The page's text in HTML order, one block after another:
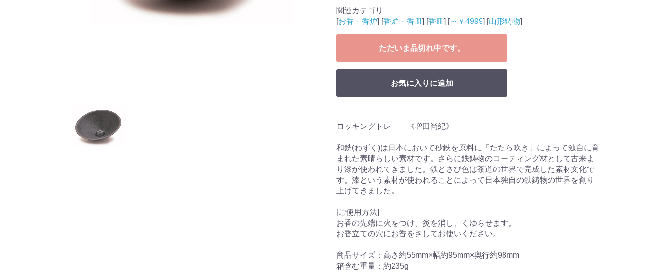
関連カテゴリ
[お香・香炉] [香炉・香皿 ] [香皿 ] [～￥4999] [山形鋳物]
ただいま品切れ中です。
お気に入りに追加
ロッキングトレー 《増田尚紀》
和銑(わずく)は日本において砂鉄を原料に「たたら吹き」によって独自に育
まれた素晴らしい素材です。さらに鉄鋳物のコーティング材として古来よ
り漆が使われてきました。鉄とさび色は茶道の世界で完成した素材文化で
す。漆という素材が使われることによって日本独自の鉄鋳物の世界を創り
上げてきました。
[ご使用方法]
お香の先端に火をつけ、炎を消し、くゆらせます。
お香立ての穴にお香をさしてお使いください。
商品サイズ：高さ約55mm×幅約95mm×奥行約98mm
箱含む重量：約235g